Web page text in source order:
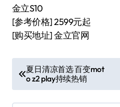
金立S10
[参考价格] 2599元起
[购买地址] 金立官网
章
导
夏日清凉首选 百变mot
o z2 play持续热销